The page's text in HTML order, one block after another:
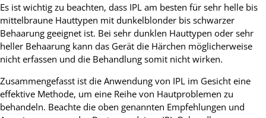
Es ist wichtig zu beachten, dass IPL am besten für sehr helle bis
mittelbraune Hauttypen mit dunkelblonder bis schwarzer
Behaarung geeignet ist. Bei sehr dunklen Hauttypen oder sehr
heller Behaarung kann das Gerät die Härchen möglicherweise
nicht erfassen und die Behandlung somit nicht wirken.
Zusammengefasst ist die Anwendung von IPL im Gesicht eine
effektive Methode, um eine Reihe von Hautproblemen zu
behandeln. Beachte die oben genannten Empfehlungen und